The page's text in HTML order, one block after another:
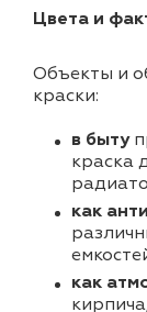
Цвета и
Объекты и
краски:
в быту
краска
как
как